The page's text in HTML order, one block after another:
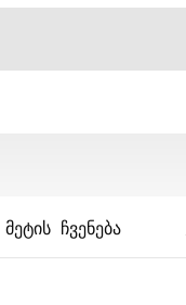
ᲛᲔᲢᲘᲡ ᲩᲕᲔᲜᲔᲑᲐ